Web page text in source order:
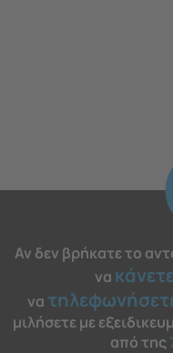
Αν δεν βρήκατε το
να
να
μιλήσετε με
από της